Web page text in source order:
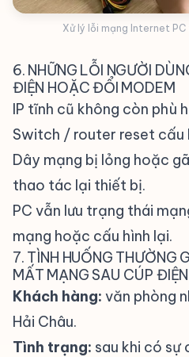
Xử lý lỗi mạng Internet
6. NHỮNG LỖI NGƯỜI
ĐIỆN HOẶC ĐỔI MODEM
IP tĩnh cũ không còn phù
Switch / router reset cấu
Dây mạng bị lỏng hoặc
thao tác lại thiết bị.
PC vẫn lưu trạng thái
mạng hoặc cấu hình lại.
7. TÌNH HUỐNG THƯỜNG
MẤT MẠNG SAU CÚP
Khách hàng: văn phòng
Hải Châu.
Tình trạng: sau khi có sự